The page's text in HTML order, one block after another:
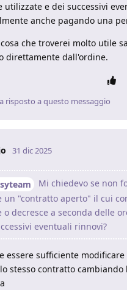
utilizzate e dei successivi
anche pagando una
che troverei molto utile
direttamente dall'ordine.
risposto a questo messaggio
31 dic 2025
Mi chiedevo se non
un "contratto aperto" il cui
o decresce a seconda delle
eventuali rinnovi?
essere sufficiente
stesso contratto cambiando